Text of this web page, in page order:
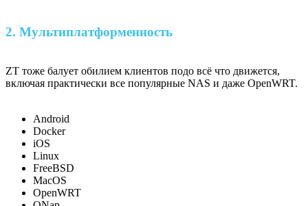
2. Мультиплатформенность
ZT тоже балует обилием клиентов подо всё что движется,
включая практически все популярные NAS и даже OpenWRT.
Android
Docker
iOS
Linux
FreeBSD
MacOS
OpenWRT